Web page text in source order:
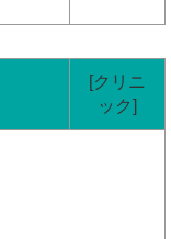
[クリニ
ック]